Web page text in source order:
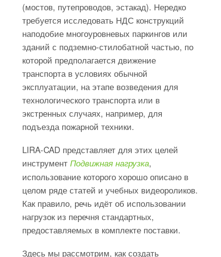
(мостов, путепроводов, эстакад). Нередко
требуется исследовать НДС конструкций
наподобие многоуровневых паркингов или
зданий с подземно-стилобатной частью, по
которой предполагается движение
транспорта в условиях обычной
эксплуатации, на этапе возведения для
технологического транспорта или в
экстренных случаях, например, для
подъезда пожарной техники.
LIRA-CAD представляет для этих целей
инструмент Подвижная нагрузка,
использование которого хорошо описано в
целом ряде статей и учебных видеороликов.
Как правило, речь идёт об использовании
нагрузок из перечня стандартных,
предоставляемых в комплекте поставки.
Здесь мы рассмотрим, как создать